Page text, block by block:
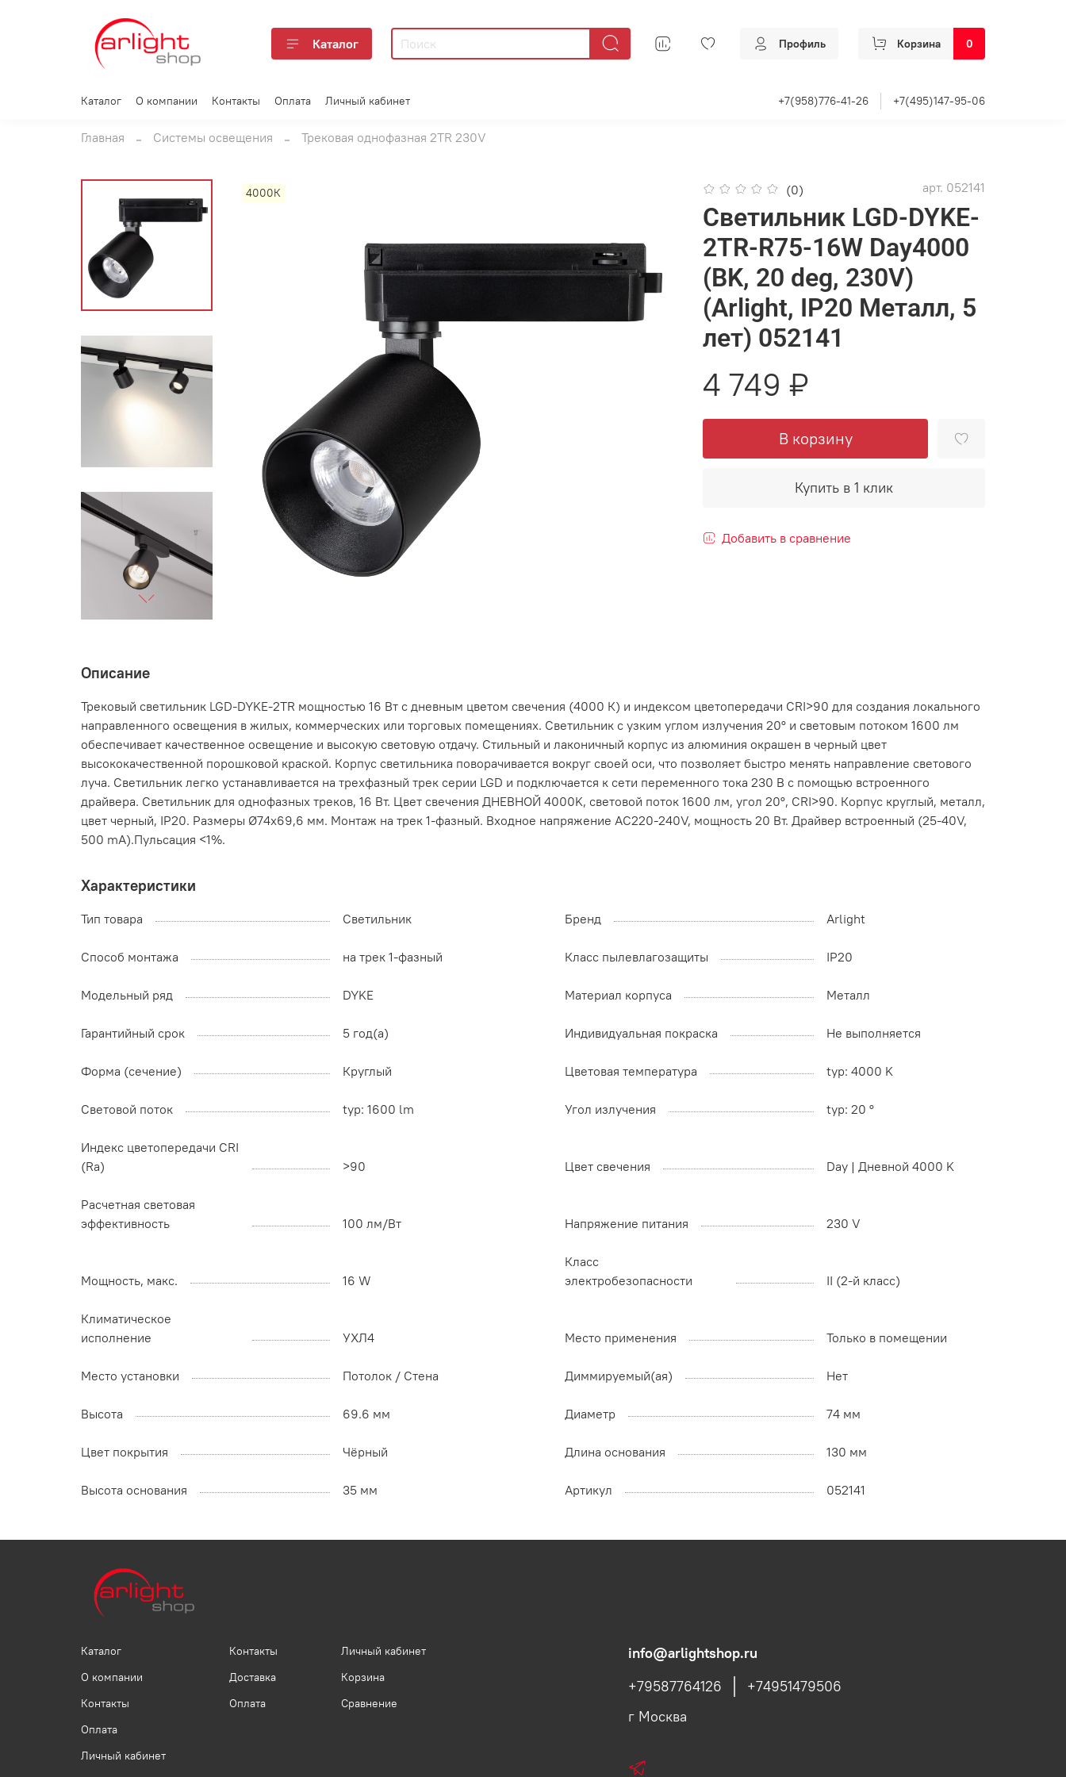
Каталог Профиль Корзина 0
Каталог О компании Контакты Оплата Личный кабинет +7(958)776-41-26 +7(495)147-95-06
Главная Системы освещения Трековая однофазная 2TR 230V
4000К (0) арт. 052141
Светильник LGD-DYKE-
2TR-R75-16W Day4000
(BK, 20 deg, 230V)
(Arlight, IP20 Металл, 5
лет) 052141
4 749 ₽
В корзину
Купить в 1 клик
Добавить в сравнение
Описание
Трековый светильник LGD-DYKE-2TR мощностью 16 Вт с дневным цветом свечения (4000 К) и индексом цветопередачи CRI>90 для создания локального
направленного освещения в жилых, коммерческих или торговых помещениях. Светильник с узким углом излучения 20° и световым потоком 1600 лм
обеспечивает качественное освещение и высокую световую отдачу. Стильный и лаконичный корпус из алюминия окрашен в черный цвет
высококачественной порошковой краской. Корпус светильника поворачивается вокруг своей оси, что позволяет быстро менять направление светового
луча. Светильник легко устанавливается на трехфазный трек серии LGD и подключается к сети переменного тока 230 В с помощью встроенного
драйвера. Светильник для однофазных треков, 16 Вт. Цвет свечения ДНЕВНОЙ 4000K, световой поток 1600 лм, угол 20°, CRI>90. Корпус круглый, металл,
цвет черный, IP20. Размеры Ø74x69,6 мм. Монтаж на трек 1-фазный. Входное напряжение AC220-240V, мощность 20 Вт. Драйвер встроенный (25-40V,
500 mA).Пульсация <1%.
Характеристики
Тип товара Светильник Бренд Arlight
Способ монтажа на трек 1-фазный Класс пылевлагозащиты IP20
Модельный ряд DYKE Материал корпуса Металл
Гарантийный срок 5 год(а) Индивидуальная покраска Не выполняется
Форма (сечение) Круглый Цветовая температура typ: 4000 K
Световой поток typ: 1600 lm Угол излучения typ: 20 °
Индекс цветопередачи CRI
(Ra)
>90 Цвет свечения Day | Дневной 4000 K
Расчетная световая
эффективность
100 лм/Вт Напряжение питания 230 V
Мощность, макс. 16 W
Класс
электробезопасности
II (2-й класс)
Климатическое
исполнение
УХЛ4 Место применения Только в помещении
Место установки Потолок / Cтена Диммируемый(ая) Нет
Высота 69.6 мм Диаметр 74 мм
Цвет покрытия Чёрный Длина основания 130 мм
Высота основания 35 мм Артикул 052141
Каталог
О компании
Контакты
Оплата
Личный кабинет
Контакты
Доставка
Оплата
Личный кабинет
Корзина
Сравнение
info@arlightshop.ru
+79587764126
+74951479506
г Москва